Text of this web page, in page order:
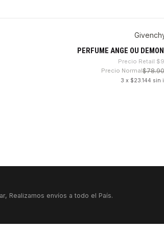
PERFUME ANGE OU
Precio Retail
Precio Normal
3 x $23.144 sin
Realizamos envíos a todo el País.